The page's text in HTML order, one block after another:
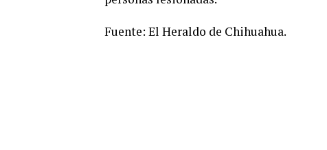
Fuente: El Heraldo de Chihuahua.